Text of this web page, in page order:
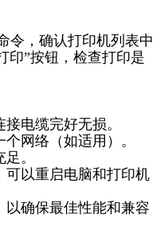
令，确认打印机列表中
印”按钮，检查打印是
电缆完好无损。
网络（如适用）。
。
可以重启电脑和打印机
确保最佳性能和兼容